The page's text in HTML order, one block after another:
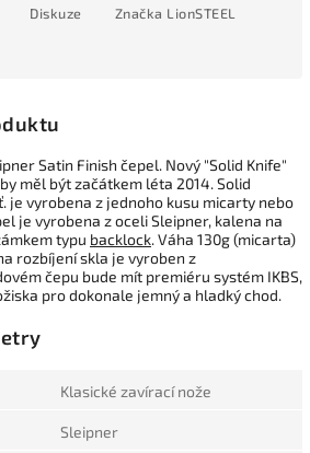
Diskuze Značka LionSTEEL
Satin Finish čepel. Nový "Solid Knife"
měl být začátkem léta 2014. Solid
je vyrobena z jednoho kusu micarty nebo
je vyrobena z oceli Sleipner, kalena na
typu backlock. Váha 130g (micarta)
rozbíjení skla je vyroben z
čepu bude mít premiéru systém IKBS,
pro dokonale jemný a hladký chod.
Klasické zavírací nože
Sleipner